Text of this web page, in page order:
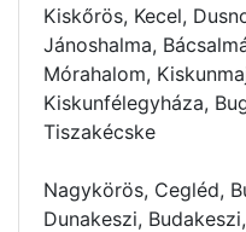
Kiskőrös, Kecel,
Jánoshalma,
Mórahalom,
Kiskunfélegyháza,
Tiszakécske
Nagykörös, Cegléd,
Dunakeszi,